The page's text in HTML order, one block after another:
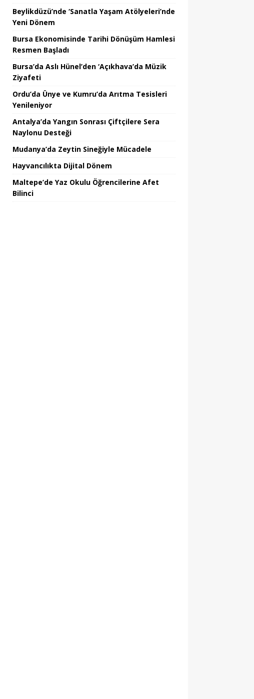
Beylikdüzü’nde ‘Sanatla Yaşam Atölyeleri’nde
Yeni Dönem
Bursa Ekonomisinde Tarihi Dönüşüm Hamlesi
Resmen Başladı
Bursa’da Aslı Hünel’den ‘Açıkhava’da Müzik
Ziyafeti
Ordu’da Ünye ve Kumru’da Arıtma Tesisleri
Yenileniyor
Antalya’da Yangın Sonrası Çiftçilere Sera
Naylonu Desteği
Mudanya’da Zeytin Sineğiyle Mücadele
Hayvancılıkta Dijital Dönem
Maltepe’de Yaz Okulu Öğrencilerine Afet
Bilinci